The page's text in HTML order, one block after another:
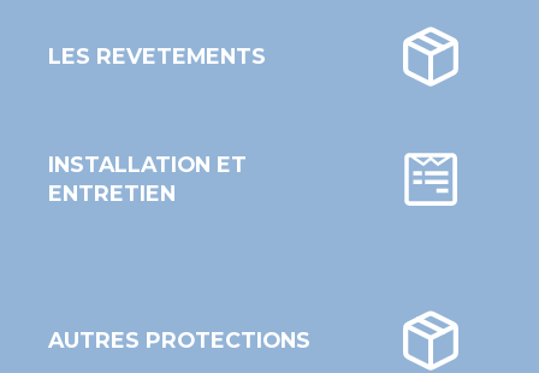
LES REVETEMENTS
INSTALLATION ET
ENTRETIEN
AUTRES PROTECTIONS